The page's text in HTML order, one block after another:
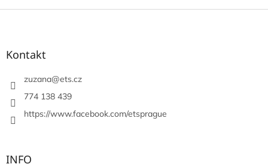
a
ý
v
Z
Kontakt
zuzana@ets.cz
774 138 439
https://www.facebook.com/etsprague
INFO